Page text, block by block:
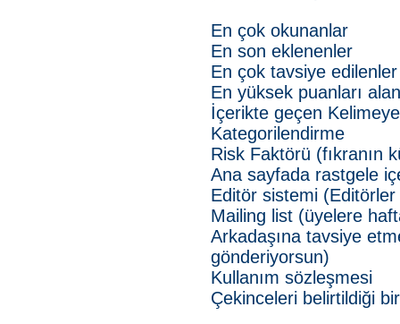
En çok okunanlar
En son eklenenler
En çok tavsiye edilenler
En yüksek puanları
İçerikte geçen
Kategorilendirme
Risk Faktörü (fıkranın
Ana sayfada rastgele
Editör sistemi (Editörler
Mailing list (üyelere
Arkadaşına tavsiye
gönderiyorsun)
Kullanım sözleşmesi
Çekinceleri belirtildiği